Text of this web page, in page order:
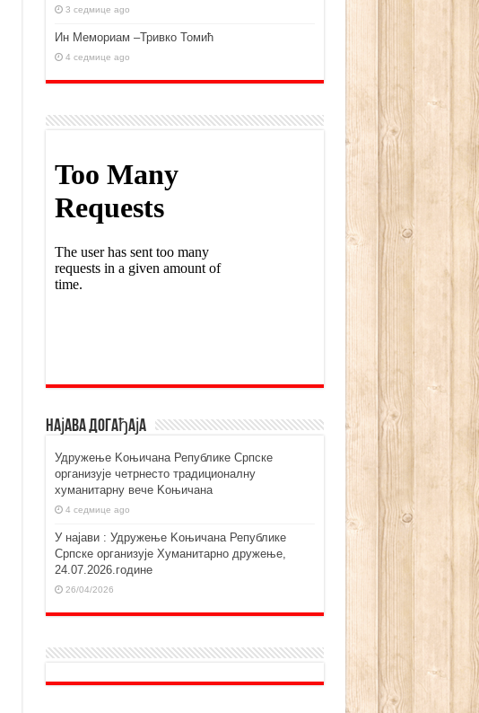
3 седмице ago
Ин Мемориам –Тривко Томић
4 седмице ago
Најава догађаја
Удружење Kоњичана Републике Српске
организује четрнесто традиционалну
хуманитарну вече Kоњичана
4 седмице ago
У најави : Удружење Kоњичана Републике
Српске организује Хуманитарно дружење,
24.07.2026.године
26/04/2026